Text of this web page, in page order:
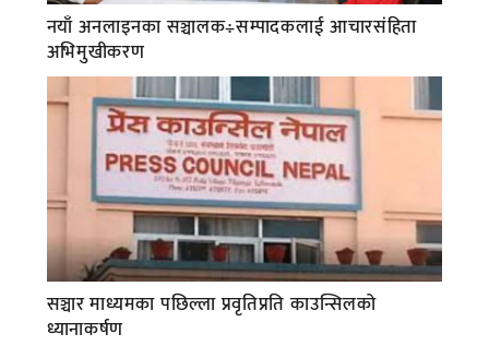
नयाँ अनलाइनका सञ्चालक÷सम्पादकलाई आचारसंहिता
अभिमुखीकरण
सञ्चार माध्यमका पछिल्ला प्रवृतिप्रति काउन्सिलको
ध्यानाकर्षण